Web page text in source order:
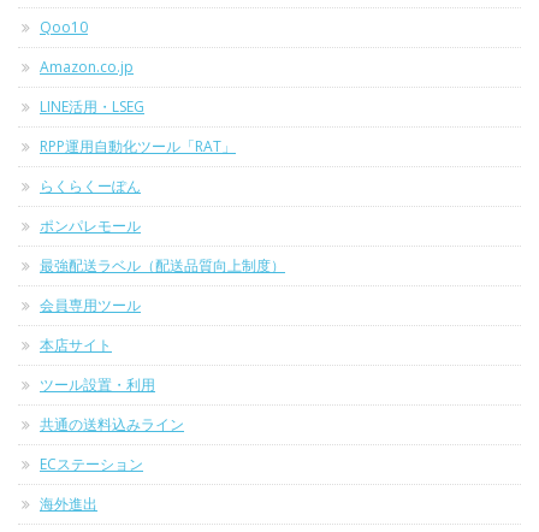
Qoo10
Amazon.co.jp
LINE活用・LSEG
RPP運用自動化ツール「RAT」
らくらくーぽん
ポンパレモール
最強配送ラベル（配送品質向上制度）
会員専用ツール
本店サイト
ツール設置・利用
共通の送料込みライン
ECステーション
海外進出